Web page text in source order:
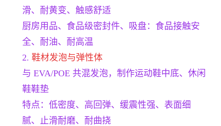
滑、耐黄变、触感舒适
厨房用品、食品级密封件、吸盘：食品接触安
全、耐油、耐高温
2. 鞋材发泡与弹性体
与 EVA/POE 共混发泡，制作运动鞋中底、休闲
鞋鞋垫
特点：低密度、高回弹、缓震性强、表面细
腻、止滑耐磨、耐曲挠